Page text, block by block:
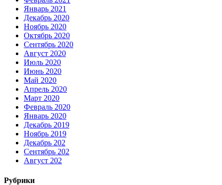
Январь 2021
Декабрь 2020
Ноябрь 2020
Октябрь 2020
Сентябрь 2020
Август 2020
Июль 2020
Июнь 2020
Май 2020
Апрель 2020
Март 2020
Февраль 2020
Январь 2020
Декабрь 2019
Ноябрь 2019
Декабрь 202
Сентябрь 202
Август 202
Рубрики